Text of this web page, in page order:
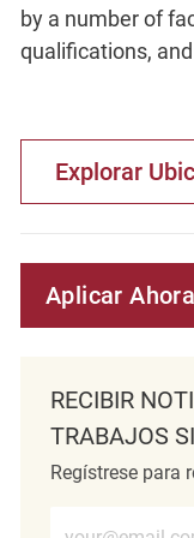
by a number of
qualifications,
Explorar
Aplicar Ahora
RECIBIR
TRABAJOS
Regístrese para